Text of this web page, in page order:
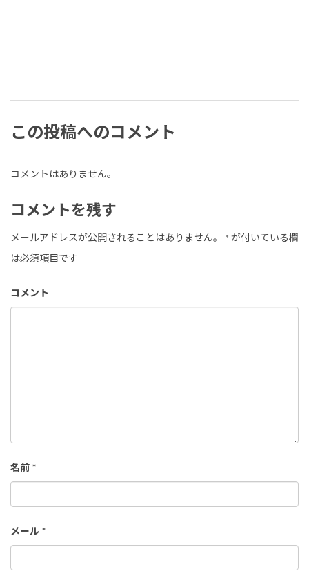
この投稿へのコメント
コメントはありません。
コメントを残す
メールアドレスが公開されることはありません。 * が付いている欄
は必須項目です
コメント
名前 *
メール *